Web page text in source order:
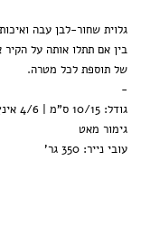
גלוית שחור-לבן עבה
בין אם תתלו אותה על הקיר
של תוספת לכל מטרה.
-
גודל: 10/15 ס"מ | 4/6 אינץ'
גימור מאט
עובי נייר: 350 גר'